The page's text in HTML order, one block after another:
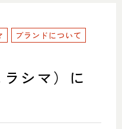
MADE
ブランドについて
シマ）に